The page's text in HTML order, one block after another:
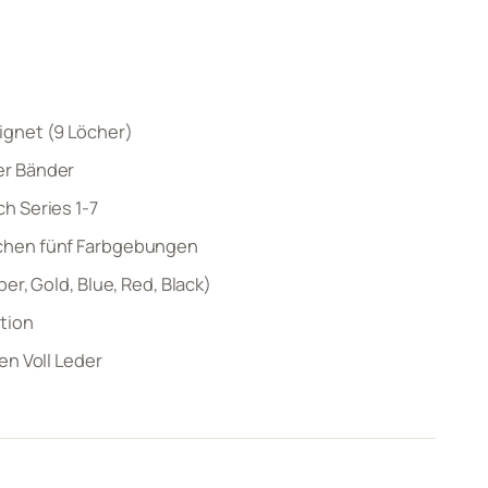
(9 Löcher)
Bänder
Series 1-7
fünf Farbgebungen
Gold, Blue, Red, Black)
Voll Leder